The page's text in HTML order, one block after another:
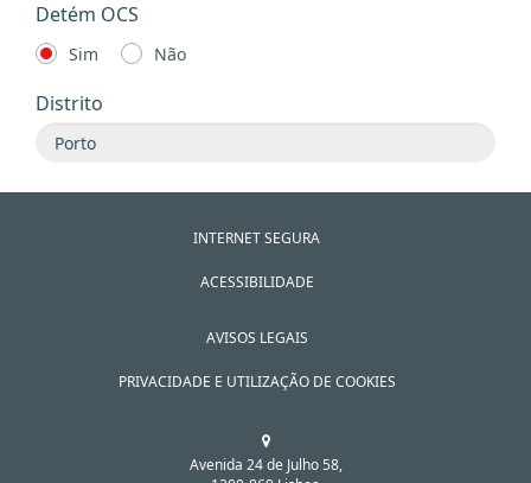
Detém OCS
Sim Não
Distrito
INTERNET SEGURA
ACESSIBILIDADE
AVISOS LEGAIS
PRIVACIDADE E UTILIZAÇÃO DE COOKIES
Avenida 24 de Julho 58,